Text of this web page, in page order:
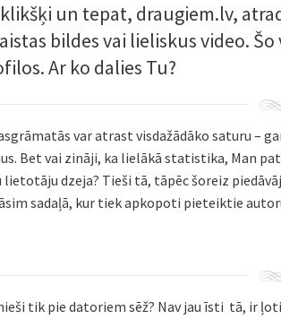
un tepat, draugiem.lv,
bildes vai lieliskus video.
Ar ko dalies Tu?
var atrast visdažādāko saturu –
Bet vai zināji, ka lielākā statistika, Man
lietotāju dzeja? Tieši tā, tāpēc šoreiz
sadaļā, kur tiek apkopoti pieteiktie
tik pie datoriem sēž? Nav jau īsti tā, ir